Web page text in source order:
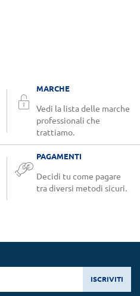
MARCHE
Vedi la lista delle marche
professionali che
trattiamo.
PAGAMENTI
Decidi tu come pagare
tra diversi metodi sicuri.
ISCRIVITI